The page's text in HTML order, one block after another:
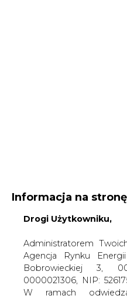
Europejskiego i
Administratora tych
przetwarzania oraz
przez RODO
pod
tym linkiem.
Jeżeli korzystasz także
za pośrednictwem
Jakie ceny energii